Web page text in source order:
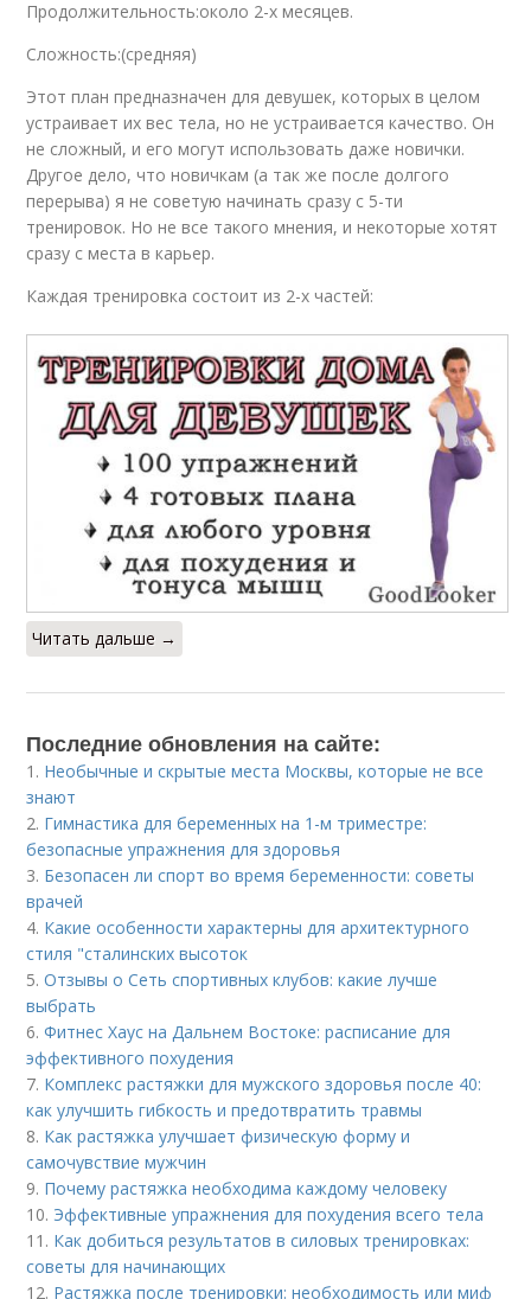
Продолжительность:около 2-х месяцев.
Сложность:(средняя)
Этот план предназначен для девушек, которых в целом
устраивает их вес тела, но не устраивается качество. Он
не сложный, и его могут использовать даже новички.
Другое дело, что новичкам (а так же после долгого
перерыва) я не советую начинать сразу с 5-ти
тренировок. Но не все такого мнения, и некоторые хотят
сразу с места в карьер.
Каждая тренировка состоит из 2-х частей:
Читать дальше →
Последние обновления на сайте:
1. Необычные и скрытые места Москвы, которые не все
знают
2. Гимнастика для беременных на 1-м триместре:
безопасные упражнения для здоровья
3. Безопасен ли спорт во время беременности: советы
врачей
4. Какие особенности характерны для архитектурного
стиля "сталинских высоток
5.Отзывы о Сеть спортивных клубов: какие лучше
выбрать
6.Фитнес Хаус на Дальнем Востоке: расписание для
эффективного похудения
7. Комплекс растяжки для мужского здоровья после 40:
как улучшить гибкость и предотвратить травмы
8. Как растяжка улучшает физическую форму и
самочувствие мужчин
9. Почему растяжка необходима каждому человеку
10. Эффективные упражнения для похудения всего тела
11. Как добиться результатов в силовых тренировках:
советы для начинающих
12. Растяжка после тренировки: необходимость или миф